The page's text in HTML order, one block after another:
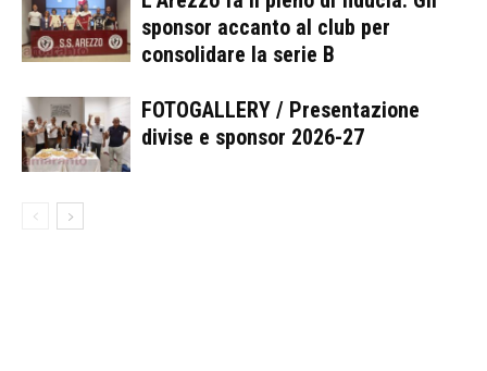
sponsor accanto al club per
consolidare la serie B
FOTOGALLERY / Presentazione
divise e sponsor 2026-27